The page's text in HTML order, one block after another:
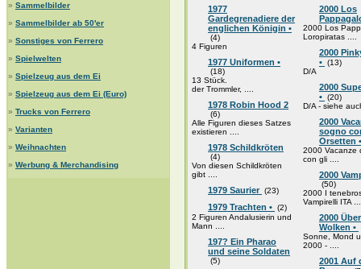
» Sammelbilder
» Sammelbilder ab 50'er
» Sonstiges von Ferrero
» Spielwelten
» Spielzeug aus dem Ei
» Spielzeug aus dem Ei (Euro)
» Trucks von Ferrero
» Varianten
» Weihnachten
» Werbung & Merchandising
1977
Gardegrenadiere der
englichen Königin •
(4)
4 Figuren
1977 Uniformen •
(18)
13 Stück.
der Trommler, ....
1978 Robin Hood 2
(6)
Alle Figuren dieses Satzes
existieren ....
1978 Schildkröten
(4)
Von diesen Schildkröten
gibt ....
1979 Saurier (23)
1979 Trachten • (2)
2 Figuren Andalusierin und
Mann ....
197? Ein Pharao
und seine Soldaten
(5)
2000 Los
2000 Los
Loropiratas ....
2000
• (13)
D/A
2000
• (20)
D/A - siehe
2000
sogno
Orsetten
2000 Vacanze
con gli ....
2000
(50)
2000 I
Vampirelli ITA
2000
Wolken •
Sonne, Mond
2000 - ....
2001 Auf